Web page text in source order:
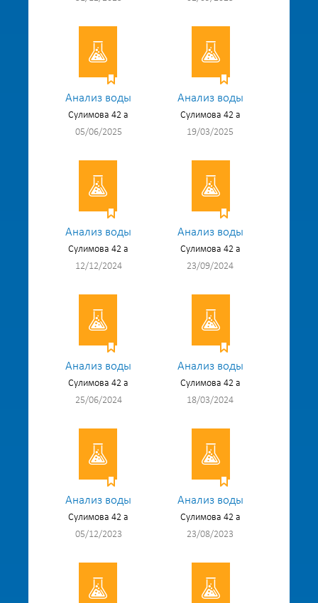
Анализ воды
Сулимова 42 а
05/06/2025
Анализ воды
Сулимова 42 а
19/03/2025
Анализ воды
Сулимова 42 а
12/12/2024
Анализ воды
Сулимова 42 а
23/09/2024
Анализ воды
Сулимова 42 а
25/06/2024
Анализ воды
Сулимова 42 а
18/03/2024
Анализ воды
Сулимова 42 а
05/12/2023
Анализ воды
Сулимова 42 а
23/08/2023